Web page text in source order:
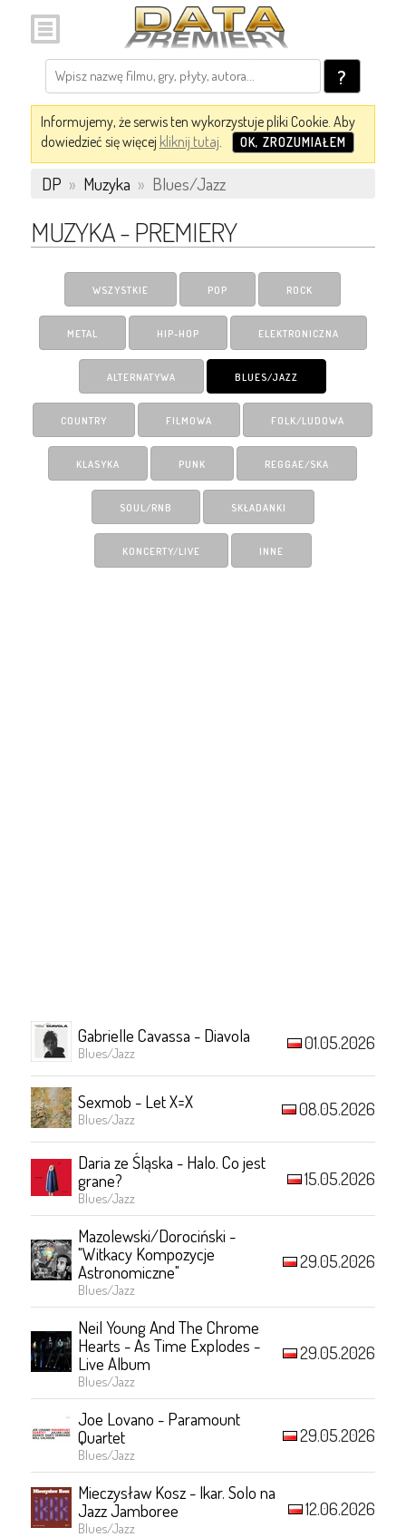
?
Informujemy, że serwis ten wykorzystuje pliki Cookie. Aby
dowiedzieć się więcej kliknij tutaj. OK, ZROZUMIAŁEM
DP » Muzyka » Blues/Jazz
MUZYKA - PREMIERY
WSZYSTKIE POP ROCK
METAL HIP-HOP ELEKTRONICZNA
ALTERNATYWA BLUES/JAZZ
COUNTRY FILMOWA FOLK/LUDOWA
KLASYKA PUNK REGGAE/SKA
SOUL/RNB SKŁADANKI
KONCERTY/LIVE INNE
Gabrielle Cavassa - Diavola
Blues/Jazz 01.05.2026
Sexmob - Let X=X
Blues/Jazz 08.05.2026
Daria ze Śląska - Halo. Co jest
grane?
Blues/Jazz
15.05.2026
Mazolewski/Dorociński -
"Witkacy Kompozycje
Astronomiczne"
Blues/Jazz
29.05.2026
Neil Young And The Chrome
Hearts - As Time Explodes -
Live Album
Blues/Jazz
29.05.2026
Joe Lovano - Paramount
Quartet
Blues/Jazz
29.05.2026
Mieczysław Kosz - Ikar. Solo na
Jazz Jamboree
Blues/Jazz
12.06.2026